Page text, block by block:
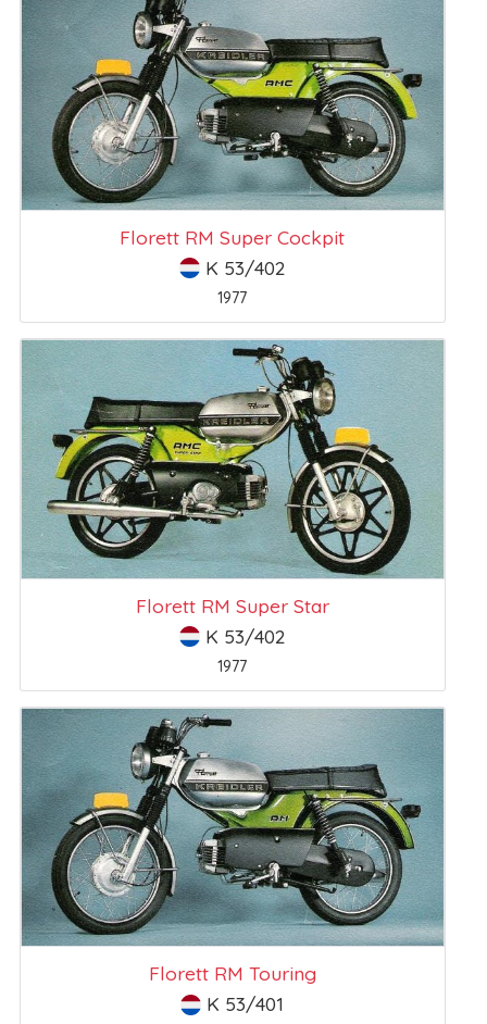
Florett RM Super Cockpit
K 53/402
1977
Florett RM Super Star
K 53/402
1977
Florett RM Touring
K 53/401